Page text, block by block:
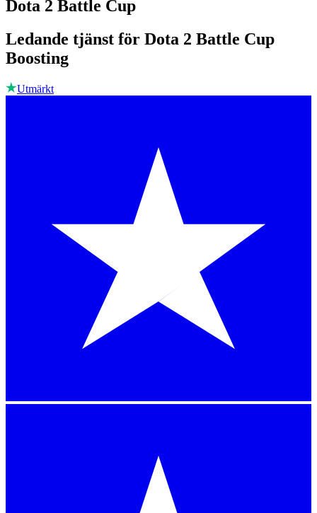
Dota 2 Battle Cup
Ledande tjänst för Dota 2 Battle Cup
Boosting
Utmärkt